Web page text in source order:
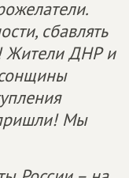
сбавлять
Жители ДНР и
Мы